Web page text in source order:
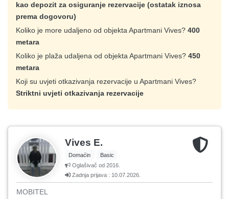
kao depozit za osiguranje rezervacije (ostatak iznosa
prema dogovoru)
Koliko je more udaljeno od objekta Apartmani Vives? 400
metara
Koliko je plaža udaljena od objekta Apartmani Vives? 450
metara
Koji su uvjeti otkazivanja rezervacije u Apartmani Vives?
Striktni uvjeti otkazivanja rezervacije
Vives E.
Domaćin
Basic
Oglašivač od 2016.
Zadnja prijava : 10.07.2026.
MOBITEL